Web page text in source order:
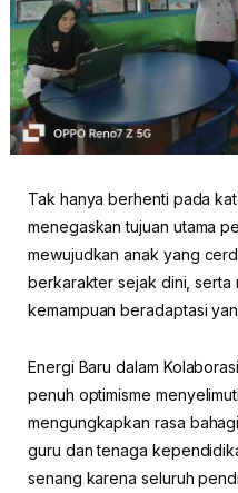
Tak hanya berhenti pada
menegaskan tujuan utama
mewujudkan anak yang
berkarakter sejak dini, serta
kemampuan beradaptasi
Energi Baru dalam
penuh optimisme
mengungkapkan rasa
guru dan tenaga
senang karena seluruh